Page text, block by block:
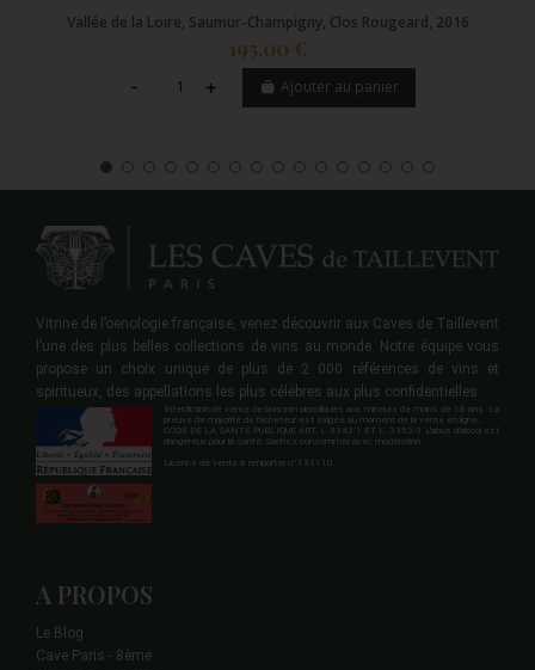
Vallée de la Loire, Saumur-Champigny, Clos Rougeard, 2016
195,00 €
Ajouter au panier
Vitrine de l’oenologie française, venez découvrir aux Caves de Taillevent
l’une des plus belles collections de vins au monde. Notre équipe vous
propose un choix unique de plus de 2 000 références de vins et
spiritueux, des appellations les plus célèbres aux plus confidentielles.
Interdiction de vente de boisson alcooliques aux mineurs de moins de 18 ans. La
preuve de majorité de l'acheteur est exigée au moment de la vente en ligne.
CODE DE LA SANTE PUBLIQUE ART. L 3342-1 ET L. 3353-3 L'abus d'alcool est
dangereux pour la santé. Sachez consommer avec modération.
Licence de vente à emporter n°131110.
A PROPOS
Le Blog
Cave Paris - 8ème